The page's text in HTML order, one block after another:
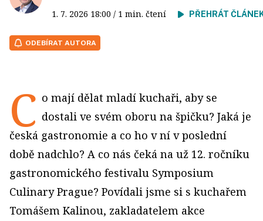
1. 7. 2026 18:00 / 1 min. čtení PŘEHRÁT
ODEBÍRAT AUTORA
C o mají dělat mladí kuchaři, aby se
dostali ve svém oboru na špičku? Jaká je
česká gastronomie a co ho v ní v poslední
době nadchlo? A co nás čeká na už 12. ročníku
gastronomického festivalu Symposium
Culinary Prague? Povídali jsme si s kuchařem
Tomášem Kalinou, zakladatelem akce